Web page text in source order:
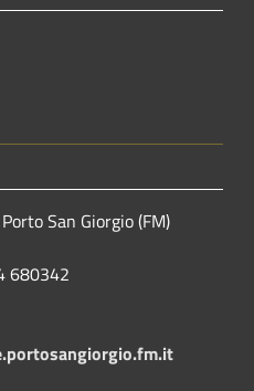
San Giorgio (FM)
680342